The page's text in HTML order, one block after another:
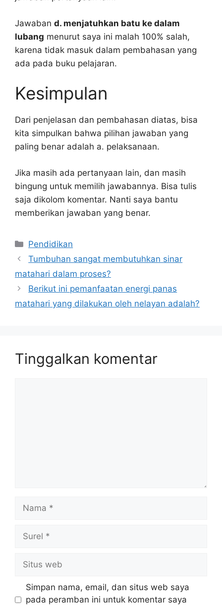
Jawaban d. menjatuhkan batu ke dalam
lubang menurut saya ini malah 100% salah,
karena tidak masuk dalam pembahasan yang
ada pada buku pelajaran.
Kesimpulan
Dari penjelasan dan pembahasan diatas, bisa
kita simpulkan bahwa pilihan jawaban yang
paling benar adalah a. pelaksanaan.
Jika masih ada pertanyaan lain, dan masih
bingung untuk memilih jawabannya. Bisa tulis
saja dikolom komentar. Nanti saya bantu
memberikan jawaban yang benar.
Kategori
Pendidikan
Tumbuhan sangat membutuhkan sinar
matahari dalam proses?
Berikut ini pemanfaatan energi panas
matahari yang dilakukan oleh nelayan adalah?
Tinggalkan komentar
web
Simpan nama, email, dan situs web saya
pada peramban ini untuk komentar saya